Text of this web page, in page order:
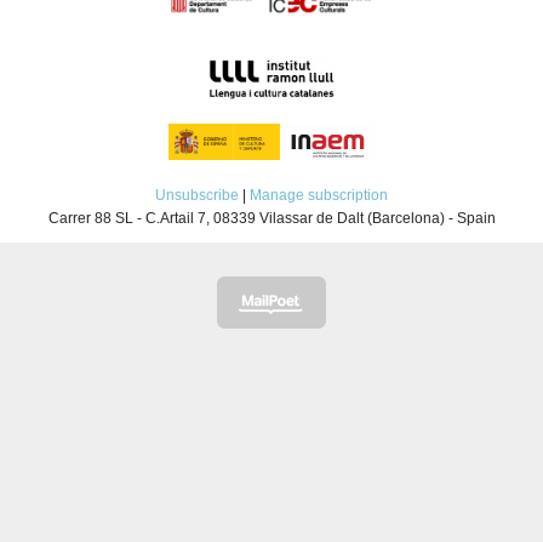
Unsubscribe
Manage subscription
Carrer 88 SL - C.Artail 7, 08339 Vilassar de Dalt (Barcelona) - Spain